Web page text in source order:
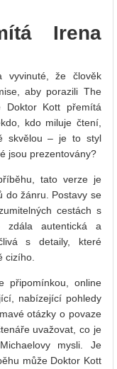
Irena
vyvinuté, že člověk
aby porazili The
Kott přemítá
kdo miluje čtení,
skvělou – je to styl
jsou prezentovány?
tato verze je
do žánru. Postavy se
cestách s
autentická a
s detaily, které
cizího.
připomínkou, online
nabízející pohledy
otázky o povaze
uvažovat, co je
mysli. Je
může Doktor Kott